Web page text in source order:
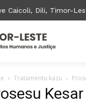
Caicoli, Dili, Timor-
Tratamentu kazu